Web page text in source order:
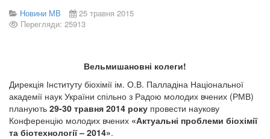
Новини МВ
25 травня 2015
Перегляди: 25913
Вельмишановні колеги!
Дирекція Інституту біохімії ім. О.В. Палладіна Національної
академії наук України спільно з Радою молодих вчених (РМВ)
планують 29-30 травня 2014 року провести наукову
Конференцію молодих вчених «Актуальні проблеми біохімії
та біотехнології – 2014».